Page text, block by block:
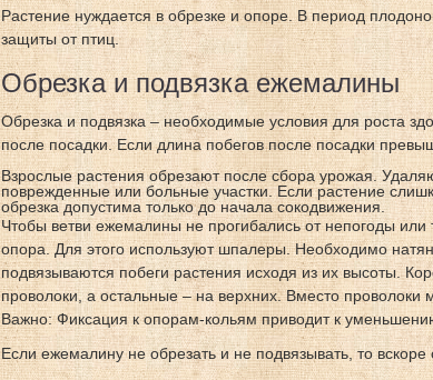
Растение нуждается в обрезке и опоре. В период
защиты от птиц.
Обрезка и подвязка ежемалины
Обрезка и подвязка – необходимые условия для роста
после посадки. Если длина побегов после посадки
Взрослые растения обрезают после сбора урожая.
поврежденные или больные участки. Если растение
обрезка допустима только до начала сокодвижения.
Чтобы ветви ежемалины не прогибались от непогоды
опора. Для этого используют шпалеры. Необходимо
подвязываются побеги растения исходя из их высоты.
проволоки, а остальные – на верхних. Вместо проволоки
Важно: Фиксация к опорам-кольям приводит к
Если ежемалину не обрезать и не подвязывать, то вскоре